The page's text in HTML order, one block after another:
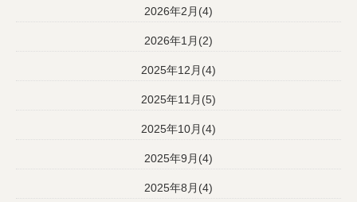
2026年2月(4)
2026年1月(2)
2025年12月(4)
2025年11月(5)
2025年10月(4)
2025年9月(4)
2025年8月(4)